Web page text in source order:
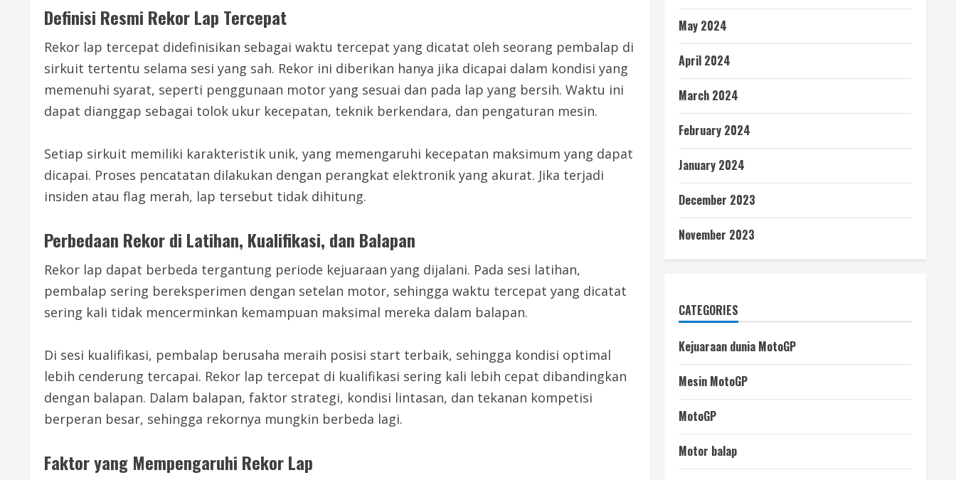
Definisi Resmi Rekor Lap Tercepat
Rekor lap tercepat didefinisikan sebagai waktu tercepat yang dicatat oleh seorang pembalap di
sirkuit tertentu selama sesi yang sah. Rekor ini diberikan hanya jika dicapai dalam kondisi yang
memenuhi syarat, seperti penggunaan motor yang sesuai dan pada lap yang bersih. Waktu ini
dapat dianggap sebagai tolok ukur kecepatan, teknik berkendara, dan pengaturan mesin.
Setiap sirkuit memiliki karakteristik unik, yang memengaruhi kecepatan maksimum yang dapat
dicapai. Proses pencatatan dilakukan dengan perangkat elektronik yang akurat. Jika terjadi
insiden atau flag merah, lap tersebut tidak dihitung.
Perbedaan Rekor di Latihan, Kualifikasi, dan Balapan
Rekor lap dapat berbeda tergantung periode kejuaraan yang dijalani. Pada sesi latihan,
pembalap sering bereksperimen dengan setelan motor, sehingga waktu tercepat yang dicatat
sering kali tidak mencerminkan kemampuan maksimal mereka dalam balapan.
Di sesi kualifikasi, pembalap berusaha meraih posisi start terbaik, sehingga kondisi optimal
lebih cenderung tercapai. Rekor lap tercepat di kualifikasi sering kali lebih cepat dibandingkan
dengan balapan. Dalam balapan, faktor strategi, kondisi lintasan, dan tekanan kompetisi
berperan besar, sehingga rekornya mungkin berbeda lagi.
Faktor yang Mempengaruhi Rekor Lap
May 2024
April 2024
March 2024
February 2024
January 2024
December 2023
November 2023
CATEGORIES
Kejuaraan dunia MotoGP
Mesin MotoGP
MotoGP
Motor balap